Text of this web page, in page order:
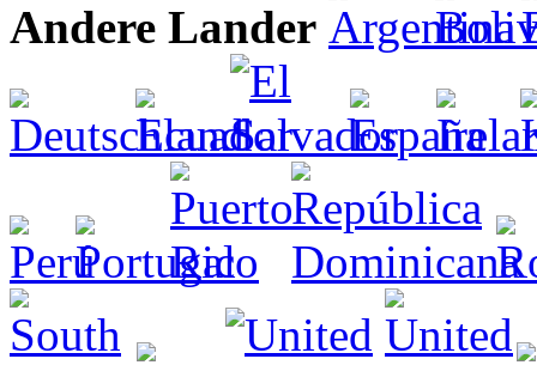
Andere Lander